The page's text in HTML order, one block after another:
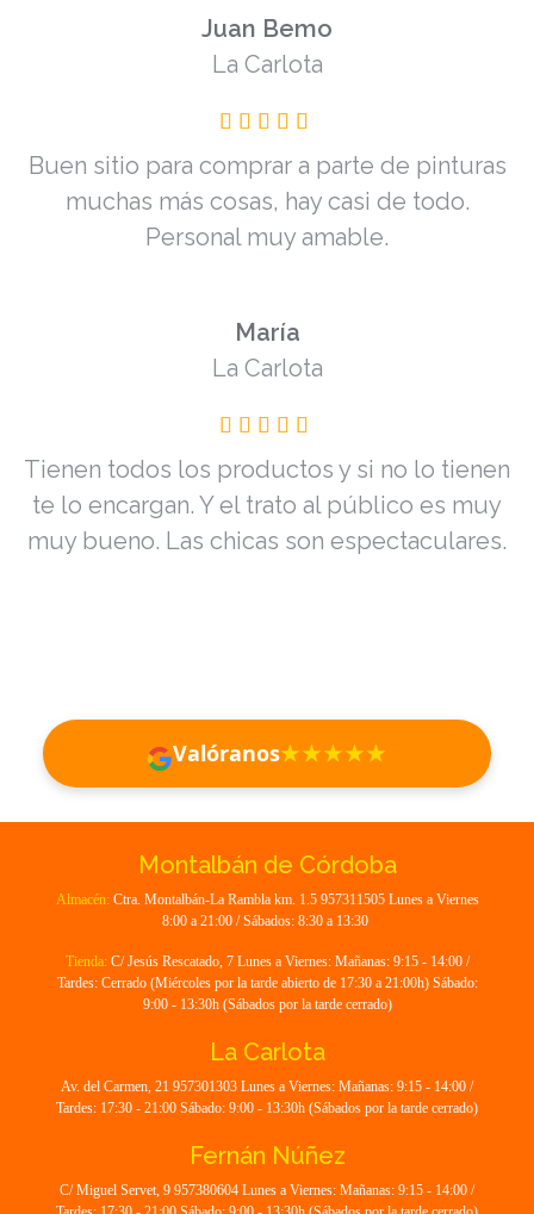
Juan Bemo
La Carlota
Buen sitio para comprar a parte de pinturas
muchas más cosas, hay casi de todo.
Personal muy amable.
María
La Carlota
Tienen todos los productos y si no lo tienen
te lo encargan. Y el trato al público es muy
muy bueno. Las chicas son espectaculares.
Valóranos★★★★★
Montalbán de Córdoba
Almacén: Ctra. Montalbán-La Rambla km. 1.5 957311505 Lunes a Viernes
8:00 a 21:00 / Sábados: 8:30 a 13:30
Tienda: C/ Jesús Rescatado, 7 Lunes a Viernes: Mañanas: 9:15 - 14:00 /
Tardes: Cerrado (Miércoles por la tarde abierto de 17:30 a 21:00h) Sábado:
9:00 - 13:30h (Sábados por la tarde cerrado)
La Carlota
Av. del Carmen, 21 957301303 Lunes a Viernes: Mañanas: 9:15 - 14:00 /
Tardes: 17:30 - 21:00 Sábado: 9:00 - 13:30h (Sábados por la tarde cerrado)
Fernán Núñez
C/ Miguel Servet, 9 957380604 Lunes a Viernes: Mañanas: 9:15 - 14:00 /